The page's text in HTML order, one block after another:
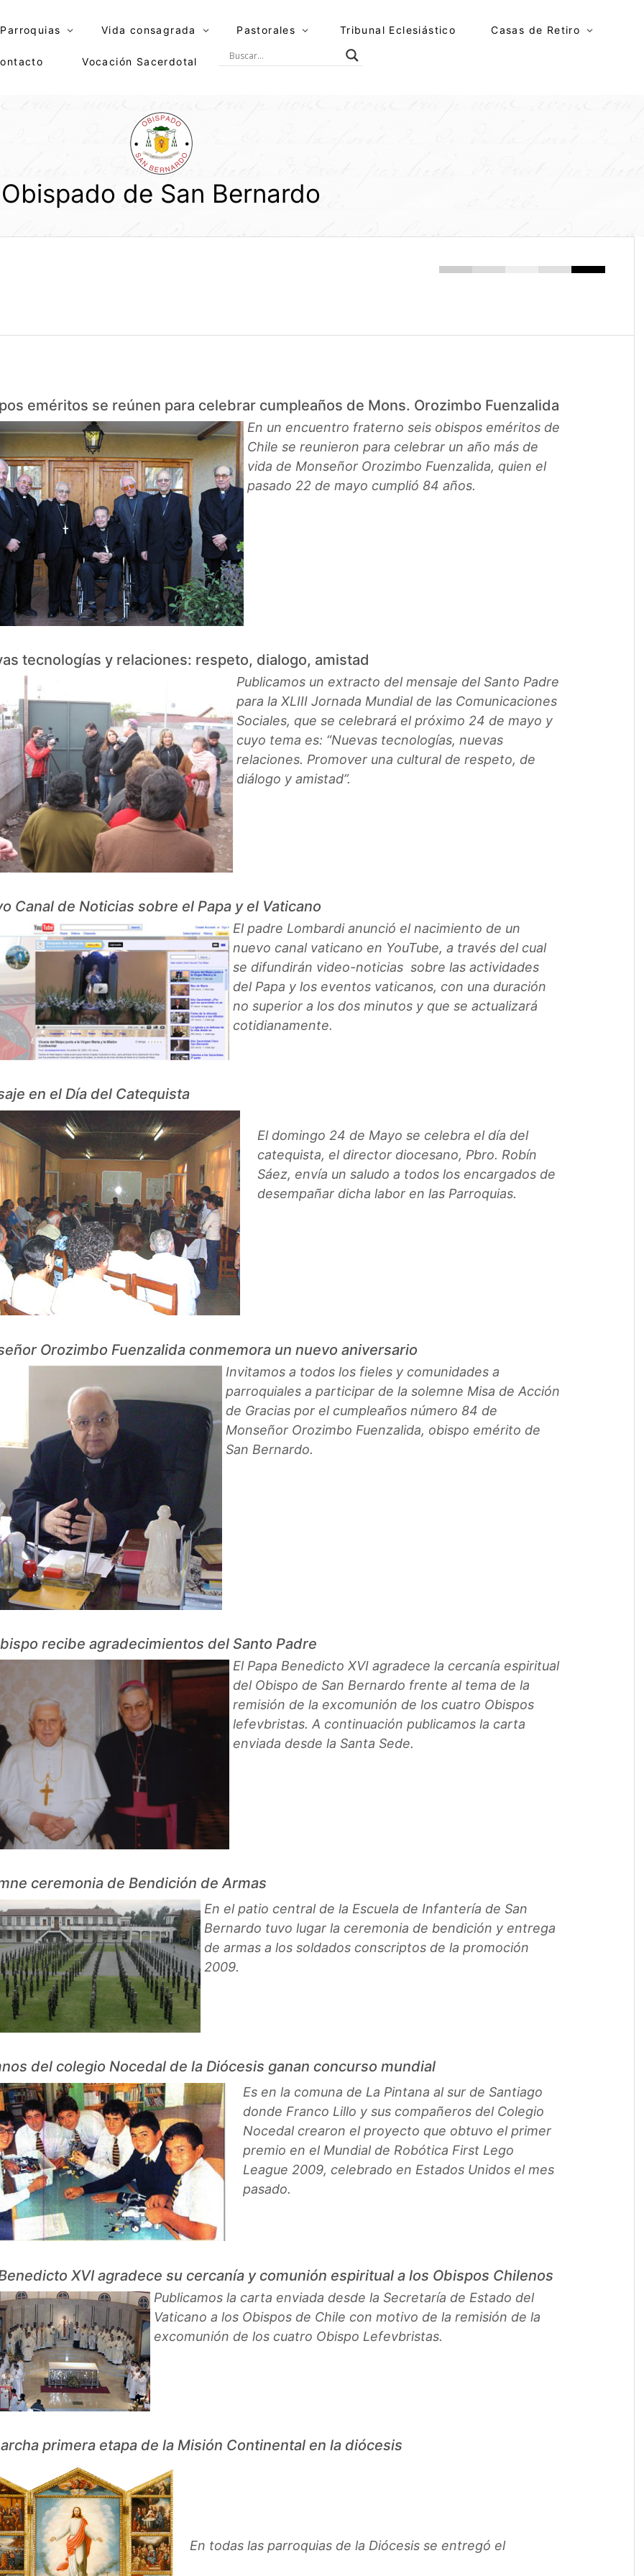
Parroquias Vida consagrada Pastorales Tribunal Eclesiástico Casas de Retiro
Vocación Sacerdotal
Obispado de San Bernardo
eméritos se reúnen para celebrar cumpleaños de Mons. Orozimbo Fuenzalida
En un encuentro fraterno seis obispos eméritos de
Chile se reunieron para celebrar un año más de
vida de Monseñor Orozimbo Fuenzalida, quien el
pasado 22 de mayo cumplió 84 años.
tecnologías y relaciones: respeto, dialogo, amistad
Publicamos un extracto del mensaje del Santo Padre
para la XLIII Jornada Mundial de las Comunicaciones
Sociales, que se celebrará el próximo 24 de mayo y
cuyo tema es: “Nuevas tecnologías, nuevas
relaciones. Promover una cultural de respeto, de
diálogo y amistad”.
Canal de Noticias sobre el Papa y el Vaticano
El padre Lombardi anunció el nacimiento de un
nuevo canal vaticano en YouTube, a través del cual
se difundirán video-noticias sobre las actividades
del Papa y los eventos vaticanos, con una duración
no superior a los dos minutos y que se actualizará
cotidianamente.
en el Día del Catequista
El domingo 24 de Mayo se celebra el día del
catequista, el director diocesano, Pbro. Robín
Sáez, envía un saludo a todos los encargados de
desempañar dicha labor en las Parroquias.
Orozimbo Fuenzalida conmemora un nuevo aniversario
Invitamos a todos los fieles y comunidades a
parroquiales a participar de la solemne Misa de Acción
de Gracias por el cumpleaños número 84 de
Monseñor Orozimbo Fuenzalida, obispo emérito de
San Bernardo.
recibe agradecimientos del Santo Padre
El Papa Benedicto XVI agradece la cercanía espiritual
del Obispo de San Bernardo frente al tema de la
remisión de la excomunión de los cuatro Obispos
lefevbristas. A continuación publicamos la carta
enviada desde la Santa Sede.
ceremonia de Bendición de Armas
En el patio central de la Escuela de Infantería de San
Bernardo tuvo lugar la ceremonia de bendición y entrega
de armas a los soldados conscriptos de la promoción
2009.
del colegio Nocedal de la Diócesis ganan concurso mundial
Es en la comuna de La Pintana al sur de Santiago
donde Franco Lillo y sus compañeros del Colegio
Nocedal crearon el proyecto que obtuvo el primer
premio en el Mundial de Robótica First Lego
League 2009, celebrado en Estados Unidos el mes
pasado.
XVI agradece su cercanía y comunión espiritual a los Obispos Chilenos
Publicamos la carta enviada desde la Secretaría de Estado del
Vaticano a los Obispos de Chile con motivo de la remisión de la
excomunión de los cuatro Obispo Lefevbristas.
primera etapa de la Misión Continental en la diócesis
En todas las parroquias de la Diócesis se entregó el